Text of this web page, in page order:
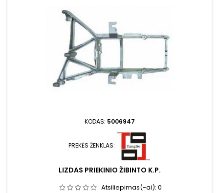
KODAS: 5006947
PREKĖS ŽENKLAS:
LIZDAS PRIEKINIO ŽIBINTO K.P.
Atsiliepimas(-ai): 0